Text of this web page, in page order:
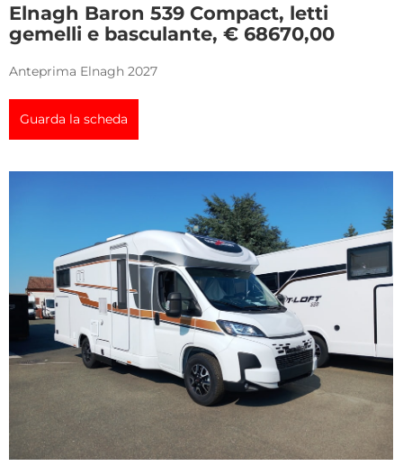
Elnagh Baron 539 Compact, letti
gemelli e basculante, € 68670,00
Anteprima Elnagh 2027
Guarda la scheda